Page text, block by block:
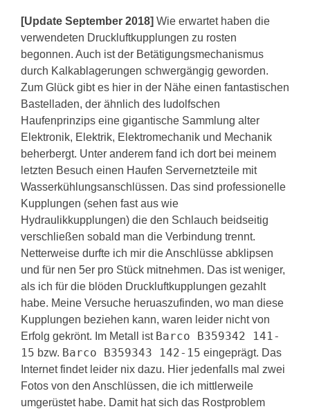
[Update September 2018] Wie erwartet haben die
verwendeten Druckluftkupplungen zu rosten
begonnen. Auch ist der Betätigungsmechanismus
durch Kalkablagerungen schwergängig geworden.
Zum Glück gibt es hier in der Nähe einen fantastischen
Bastelladen, der ähnlich des ludolfschen
Haufenprinzips eine gigantische Sammlung alter
Elektronik, Elektrik, Elektromechanik und Mechanik
beherbergt. Unter anderem fand ich dort bei meinem
letzten Besuch einen Haufen Servernetzteile mit
Wasserkühlungsanschlüssen. Das sind professionelle
Kupplungen (sehen fast aus wie
Hydraulikkupplungen) die den Schlauch beidseitig
verschließen sobald man die Verbindung trennt.
Netterweise durfte ich mir die Anschlüsse abklipsen
und für nen 5er pro Stück mitnehmen. Das ist weniger,
als ich für die blöden Druckluftkupplungen gezahlt
habe. Meine Versuche heruaszufinden, wo man diese
Kupplungen beziehen kann, waren leider nicht von
Erfolg gekrönt. Im Metall ist Barco B359342 141-
15 bzw. Barco B359343 142-15 eingeprägt. Das
Internet findet leider nix dazu. Hier jedenfalls mal zwei
Fotos von den Anschlüssen, die ich mittlerweile
umgerüstet habe. Damit hat sich das Rostproblem